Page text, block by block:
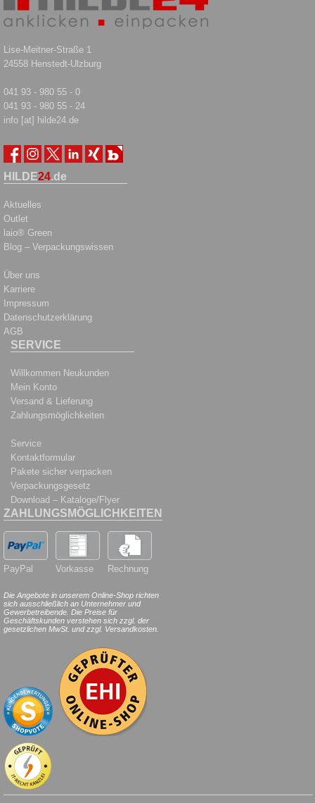
Lise-Meitner-Straße 1
24558 Henstedt-Ulzburg
041 93 - 980 55 - 0
041 93 - 980 55 - 24
info [at] hilde24.de
HILDE24.de
Aktuelles
Outlet
laio® Green
Blog – Verpackungswissen
Über uns
Karriere
Impressum
Datenschutzerklärung
AGB
SERVICE
Willkommen Neukunden
Mein Konto
Versand & Lieferung
Zahlungsmöglichkeiten
Service
Kontaktformular
Pakete sicher verpacken
Verpackungsgesetz
Download – Kataloge/Flyer
ZAHLUNGSMÖGLICHKEITEN
PayPal Vorkasse Rechnung
Die Angebote in unserem Online-Shop richten
sich ausschließlich an Unternehmer und
Gewerbetreibende. Die Preise für
Geschäftskunden verstehen sich zzgl. der
gesetzlichen MwSt. und zzgl. Versandkosten.